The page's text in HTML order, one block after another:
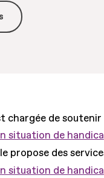
chargée de
situation de
propose des
situation de